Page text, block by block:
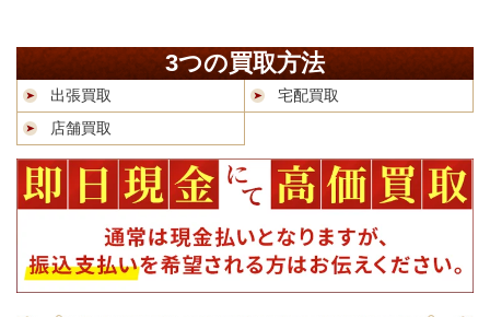
3つの買取方法
出張買取
宅配買取
店舗買取